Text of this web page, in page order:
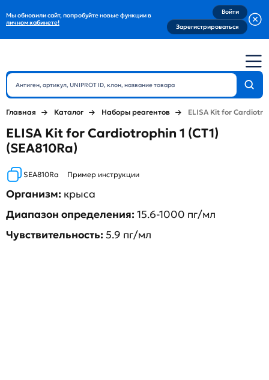
Мы обновили сайт, попробуйте новые функции в
личном кабинете!
Войти
Зарегистрироваться
Главная Каталог Наборы реагентов ELISA Kit for
ELISA Kit for Cardiotrophin 1 (CT1)
(SEA810Ra)
SEA810Ra Пример инструкции
Организм: крыса
Диапазон определения:15.6-1000 пг/мл
Чувствительность: 5.9 пг/мл